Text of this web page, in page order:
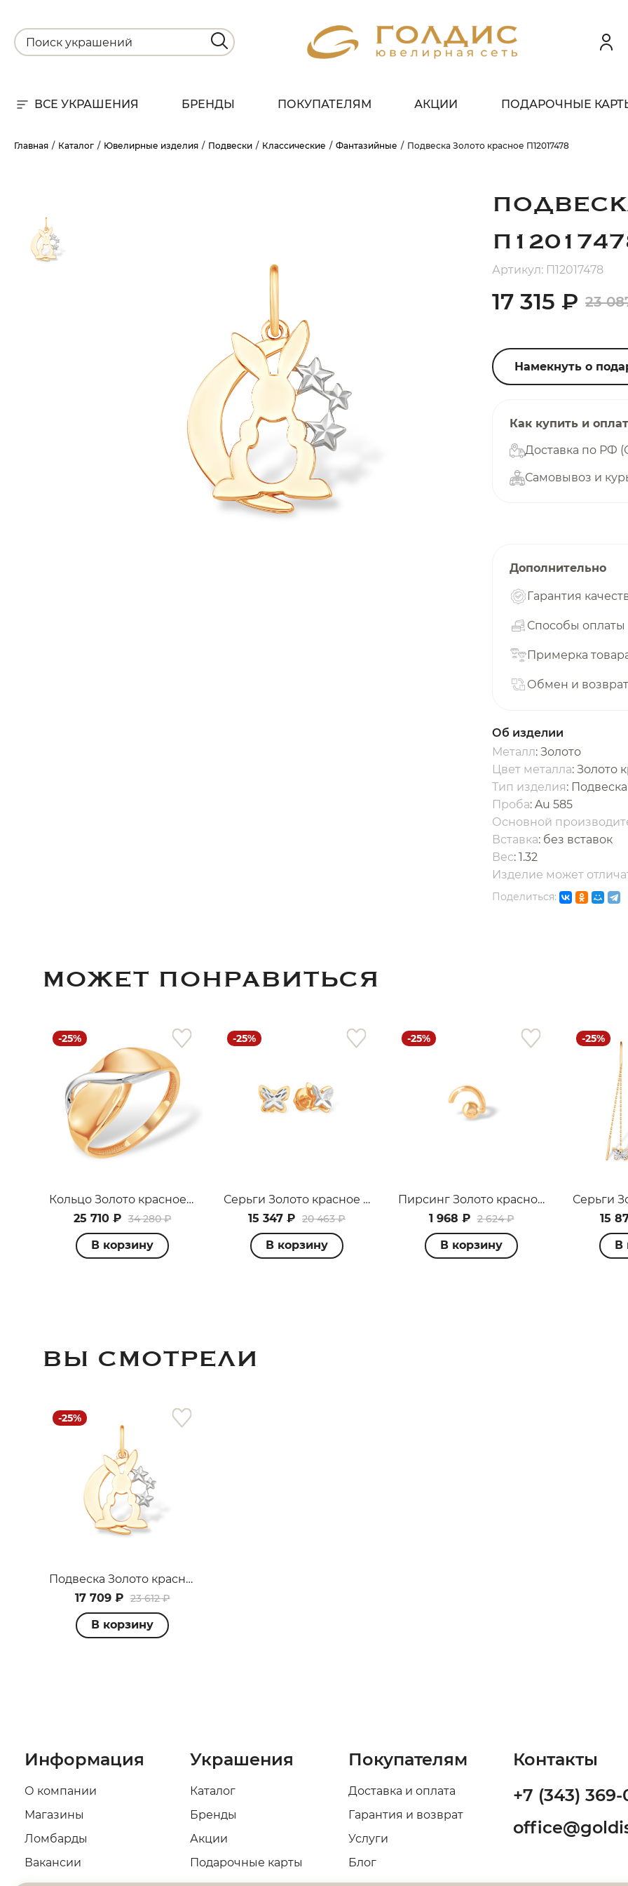
ВСЕ УКРАШЕНИЯ БРЕНДЫ ПОКУПАТЕЛЯМ АКЦИИ ПОДАРОЧНЫЕ
Главная Каталог Ювелирные изделия Подвески Классические Фантазийные Подвеска Золото красное П12017478
Артикул: П12017478
17 315 ₽ 23
Намекнуть о
Как купить и
Доставка по РФ
Самовывоз и
Дополнительно
Гарантия
Способы оплаты
Примерка
Обмен и возврат
Об изделии
Металл: Золото
Цвет металла: Золото
Тип изделия: Подвеска
Проба: Au 585
Основной
Вставка: без вставок
Вес: 1.32
Изделие может
Поделиться:
МОЖЕТ ПОНРАВИТЬСЯ
-25%
Кольцо Золото красное К13013870
25 710 ₽ 34 280 ₽
В корзину
-25%
Серьги Золото красное С12019916
15 347 ₽ 20 463 ₽
В корзину
-25%
Пирсинг Золото красное П1003939
1 968 ₽ 2 624 ₽
В корзину
-25%
15
В
ВЫ СМОТРЕЛИ
-25%
Подвеска Золото красное П12017478
17 709 ₽ 23 612 ₽
В корзину
Информация
О компании
Магазины
Ломбарды
Вакансии
Украшения
Каталог
Бренды
Акции
Подарочные карты
Покупателям
Доставка и оплата
Гарантия и возврат
Услуги
Блог
Контакты
+7 (343)
БЕЗ ПЕРЕПЛАТ
25
Добавляйте товары в корзину
25
каждые 2 недели
раз в 2
Остались вопросы?
8 800 302-02-51
plait.ru